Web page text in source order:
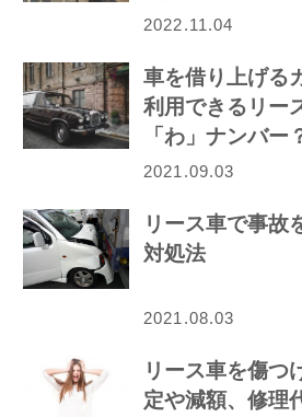
較！
2022.11.04
車を借り上げる
利用できるリー
「わ」ナンバー
2021.09.03
リース車で事故
対処法
2021.08.03
リース車を傷つ
定や減額、修理